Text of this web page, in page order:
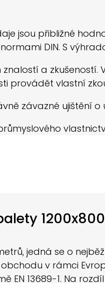
jsou přibližné
DIN. S
a
provádět vlastní
závazné ujištění
jedná se o
v rámci
EN 13689-1. Na